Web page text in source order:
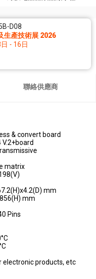
D08
生產技術展 2026
- 16日
聯絡供應商
& convert board
matrix
mm
mm
Pins
electronic products, etc